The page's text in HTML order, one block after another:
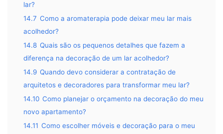
lar?
14.7 Como a aromaterapia pode deixar meu lar mais
acolhedor?
14.8 Quais são os pequenos detalhes que fazem a
diferença na decoração de um lar acolhedor?
14.9 Quando devo considerar a contratação de
arquitetos e decoradores para transformar meu lar?
14.10 Como planejar o orçamento na decoração do meu
novo apartamento?
14.11 Como escolher móveis e decoração para o meu